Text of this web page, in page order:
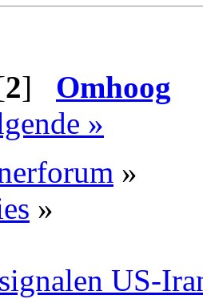
2] Omhoog
»
»
»
US-